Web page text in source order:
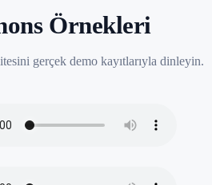
Örnekleri
gerçek demo kayıtlarıyla dinleyin.